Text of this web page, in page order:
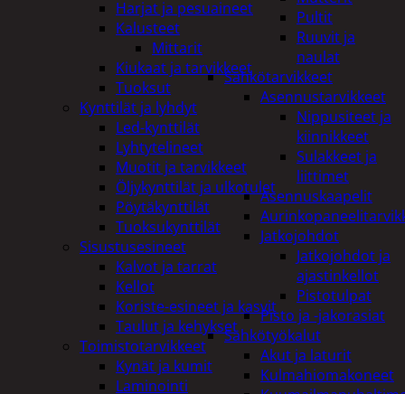
Pultit
Ruuvit ja
naulat
Sähkötarvikkeet
Asennustarvikkeet
Nippusiteet ja
kiinnikkeet
Sulakkeet ja
liittimet
Asennuskaapelit
Jatkojohdot
Jatkojohdot ja
ajastinkellot
Pistotulpat
Pisto ja -jakorasiat
Sähkötyökalut
Akut ja laturit
Kulmahiomakoneet
Harjat ja pesuaineet
Kalusteet
Mittarit
Kiukaat ja tarvikkeet
Tuoksut
Kynttilät ja lyhdyt
Led-kynttilät
Lyhtytelineet
Muotit ja tarvikkeet
Öljykynttilät ja ulkotulet
Pöytäkynttilät
Tuoksukynttilät
Sisustusesineet
Kalvot ja tarrat
Kellot
Koriste-esineet ja kasvit
Taulut ja kehykset
Toimistotarvikkeet
Kynät ja kumit
Laminointi